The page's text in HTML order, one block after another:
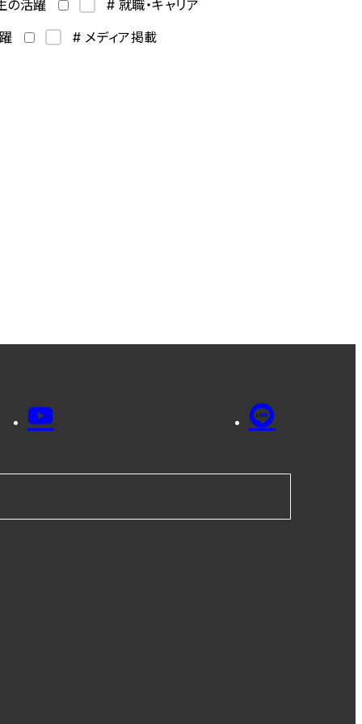
の活躍
# 就職・キャリア
# メディア掲載